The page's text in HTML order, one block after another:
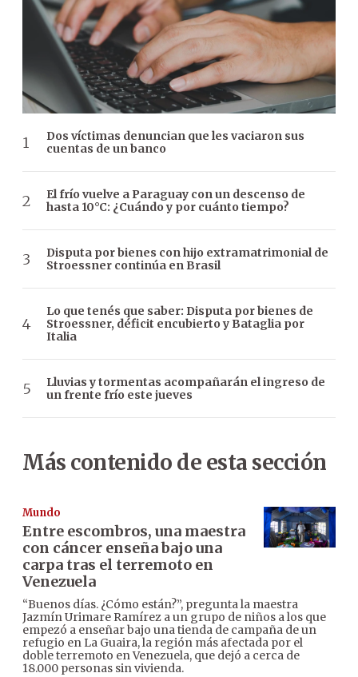
Dos víctimas denuncian que les vaciaron sus
cuentas de un banco
El frío vuelve a Paraguay con un descenso de
hasta 10°C: ¿Cuándo y por cuánto tiempo?
Disputa por bienes con hijo extramatrimonial de
Stroessner continúa en Brasil
Lo que tenés que saber: Disputa por bienes de
Stroessner, déficit encubierto y Bataglia por
Italia
Lluvias y tormentas acompañarán el ingreso de
un frente frío este jueves
Más contenido de esta sección
Mundo
Entre escombros, una maestra
con cáncer enseña bajo una
carpa tras el terremoto en
Venezuela
“Buenos días. ¿Cómo están?”, pregunta la maestra
Jazmín Urimare Ramírez a un grupo de niños a los que
empezó a enseñar bajo una tienda de campaña de un
refugio en La Guaira, la región más afectada por el
doble terremoto en Venezuela, que dejó a cerca de
18.000 personas sin vivienda.